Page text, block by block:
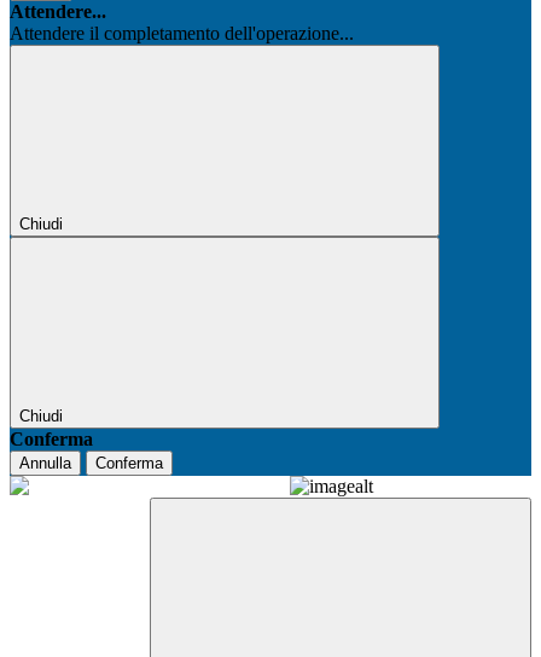
Attendere...
Attendere il completamento dell'operazione...
Chiudi
Chiudi
Conferma
Annulla Conferma